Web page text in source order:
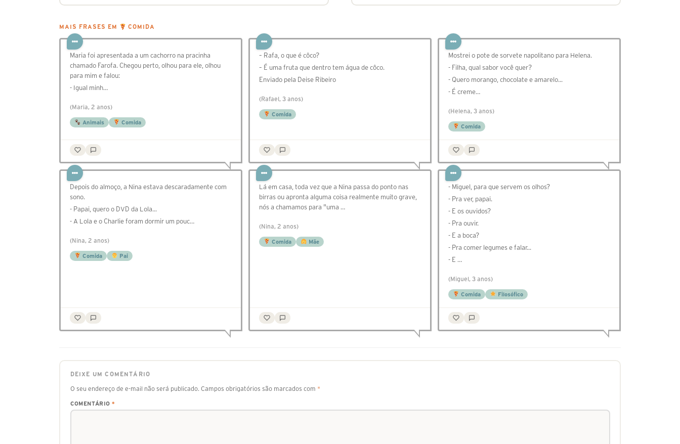
MAIS FRASES EM COMIDA
Maria foi apresentada a um cachorro na pracinha
chamado Farofa. Chegou perto, olhou para ele, olhou
para mim e falou:
- Igual minh…
(Maria, 2 anos)
Animais Comida
– Rafa, o que é côco?
– É uma fruta que dentro tem água de côco.
Enviado pela Deise Ribeiro
(Rafael, 3 anos)
Comida
Mostrei o pote de sorvete napolitano para Helena.
- Filha, qual sabor você quer?
- Quero morango, chocolate e amarelo...
- É creme…
(Helena, 3 anos)
Comida
Depois do almoço, a Nina estava descaradamente com
sono.
- Papai, quero o DVD da Lola...
- A Lola e o Charlie foram dormir um pouc…
(Nina, 2 anos)
Comida Pai
Lá em casa, toda vez que a Nina passa do ponto nas
birras ou apronta alguma coisa realmente muito grave,
nós a chamamos para "uma …
(Nina, 2 anos)
Comida Mãe
- Miguel, para que servem os olhos?
- Pra ver, papai.
- E os ouvidos?
- Pra ouvir.
- E a boca?
- Pra comer legumes e falar...
- E …
(Miguel, 3 anos)
Comida Filosófico
DEIXE UM COMENTÁRIO
O seu endereço de e-mail não será publicado. Campos obrigatórios são marcados com *
COMENTÁRIO *